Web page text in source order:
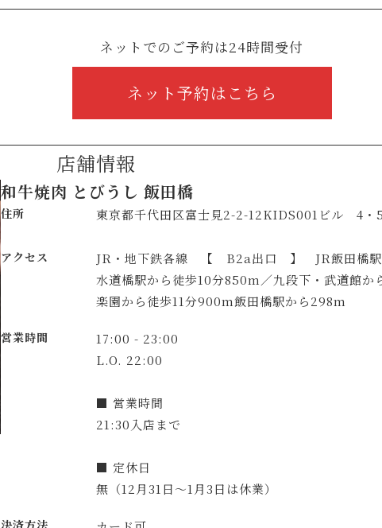
ネットでのご予約は24時間受付
ネット予約はこちら
店舗情報
和牛焼肉 とびうし 飯田橋
住所 東京都千代田区富士見2-2-12KIDS001ビル 4・
アクセス
JR・地下鉄各線 【 B2a出口 】 JR飯田
水道橋駅から徒歩10分850m／九段下・武道館
楽園から徒歩11分900m飯田橋駅から298m
営業時間
17:00 - 23:00
L.O. 22:00
■ 営業時間
21:30入店まで
■ 定休日
無（12月31日～1月3日は休業）
決済方法